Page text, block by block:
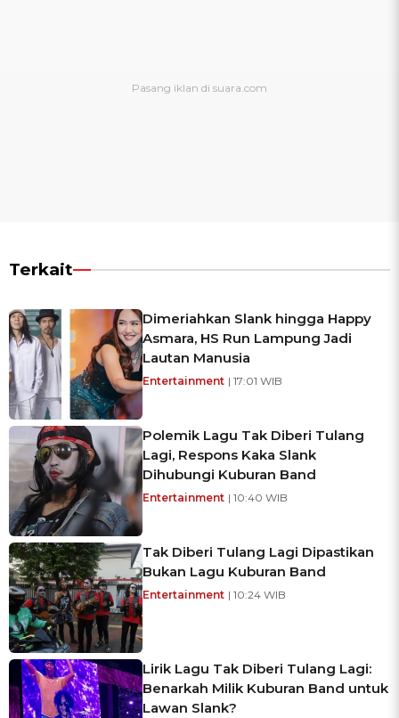
Terkait
Dimeriahkan Slank hingga Happy
Asmara, HS Run Lampung Jadi
Lautan Manusia
Entertainment | 17:01 WIB
Polemik Lagu Tak Diberi Tulang
Lagi, Respons Kaka Slank
Dihubungi Kuburan Band
Entertainment | 10:40 WIB
Tak Diberi Tulang Lagi Dipastikan
Bukan Lagu Kuburan Band
Entertainment | 10:24 WIB
Lirik Lagu Tak Diberi Tulang Lagi:
Benarkah Milik Kuburan Band untuk
Lawan Slank?